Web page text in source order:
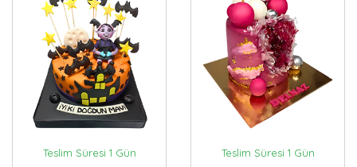
Teslim Süresi 1 Gün Teslim Süresi 1 Gün